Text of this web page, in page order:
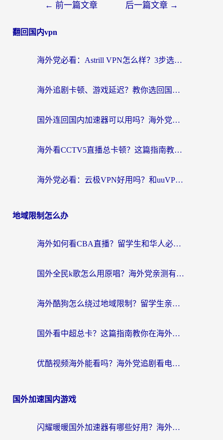
← 前一篇文章 后一篇文章 →
翻回国内vpn
海外党必看：Astrill VPN怎么样？3步选对回国加速器实现无缝刷剧玩游戏
海外追剧卡顿、游戏延迟？教你选回国加速器，附免费加速器试用一小时福利
国外连回国内加速器可以用吗？海外党亲测实用指南，解决追剧游戏卡顿难题
海外看CCTV5直播总卡顿？这篇指南教你选对回国加速器，无缝刷国内资源
海外党必看：云极VPN好用吗？和uuVPN对比哪个回国效果更好？附真实体验+避坑指南
地域限制怎么办
海外如何看CBA直播？留学生和华人必看的无卡顿观赛指南
国外全民k歌怎么用原唱？海外党亲测有效的回国加速解决方案
海外酷狗怎么绕过地域限制？留学生亲测有效的回国加速器选择指南
国外看中超总卡？这篇指南教你在海外流畅看体育赛事+中文解说（附避坑技巧）
优酷视频海外能看吗？海外党追剧看电影的终极解决方案来了
国外加速国内游戏
闪耀暖暖国外加速器有哪些好用？海外党亲测的国服游戏加速终极指南